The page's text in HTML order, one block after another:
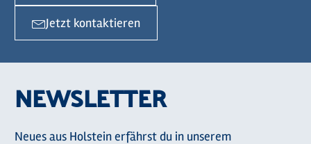
Jetzt kontaktieren
NEWSLETTER
Neues aus Holstein erfährst du in unserem